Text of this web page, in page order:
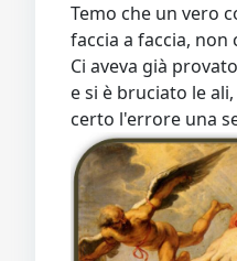
Temo che un vero
faccia a faccia, non
Ci aveva già
e si è bruciato le
certo l'errore una